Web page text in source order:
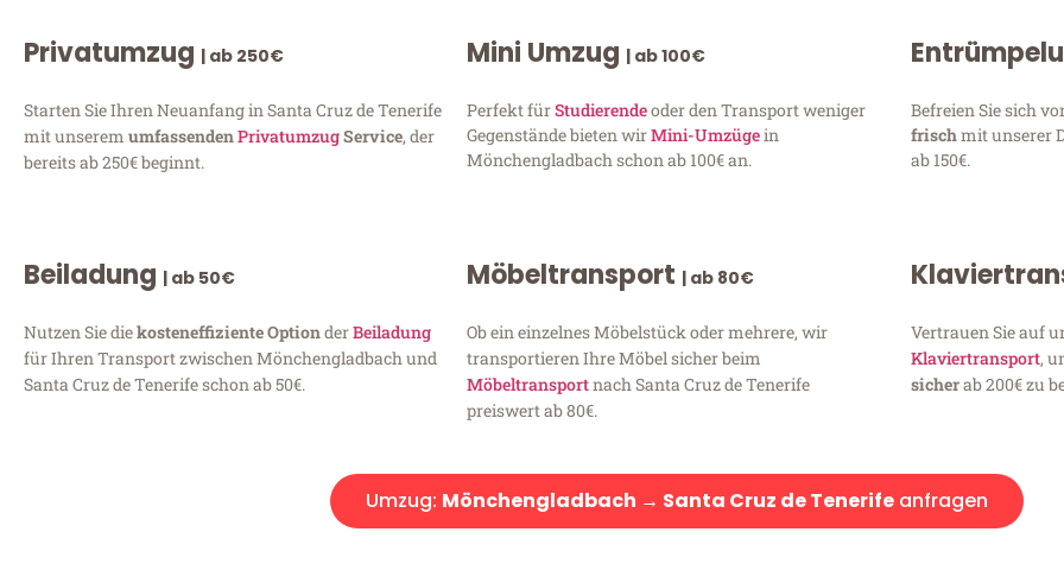
Privatumzug | ab 250€
Starten Sie Ihren Neuanfang in Santa Cruz de Tenerife
mit unserem umfassendenPrivatumzugService, der
bereits ab 250€ beginnt.
Mini Umzug | ab 100€
Perfekt fürStudierendeoder den Transport weniger
Gegenstände bieten wirMini-Umzügein
Mönchengladbach schon ab 100€ an.
Befreien Sie sich
frischmit unserer
ab 150€.
Beiladung | ab 50€
Nutzen Sie diekosteneffiziente OptionderBeiladung
für Ihren Transport zwischen Mönchengladbach und
Santa Cruz de Tenerife schon ab 50€.
Möbeltransport | ab 80€
Ob ein einzelnes Möbelstück oder mehrere, wir
transportieren Ihre Möbel sicher beim
Möbeltransportnach Santa Cruz de Tenerife
preiswert ab 80€.
Vertrauen Sie auf
Klaviertransport,
sicherab 200€ zu
Umzug: Mönchengladbach → Santa Cruz de Tenerife anfragen